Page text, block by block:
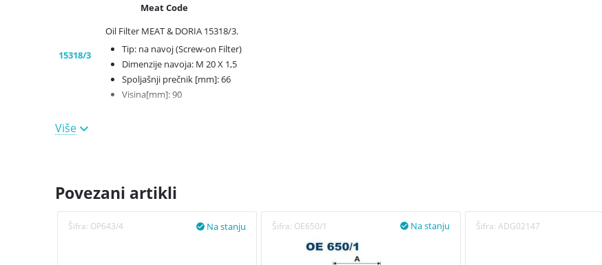
Meat Code
15318/3
Oil Filter MEAT & DORIA 15318/3.
Tip: na navoj (Screw-on Filter)
Dimenzije navoja: M 20 X 1,5
Spoljašnji prečnik [mm]: 66
Visina[mm]: 90
Koristi se na
MITO (955)
1.457Kw 78CV 1368cc
Više
Povezani artikli
Šifra: OP643/4 Na stanju
 Šifra: OE650/1 Na stanju
 Šifra: ADG02147